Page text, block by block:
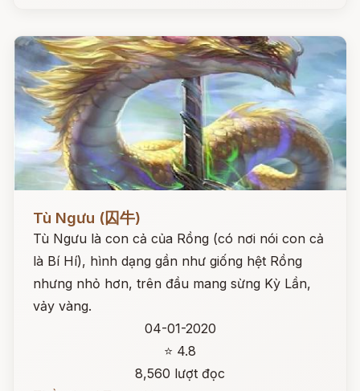
Tù Ngưu (囚牛)
Tù Ngưu là con cả của Rồng (có nơi nói con cả
là Bí Hí), hình dạng gần như giống hệt Rồng
nhưng nhỏ hơn, trên đầu mang sừng Kỳ Lần,
vảy vàng.
04-01-2020
⭐ 4.8
8,560 lượt đọc